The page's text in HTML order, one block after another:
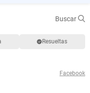
Buscar
Resueltas
Facebook